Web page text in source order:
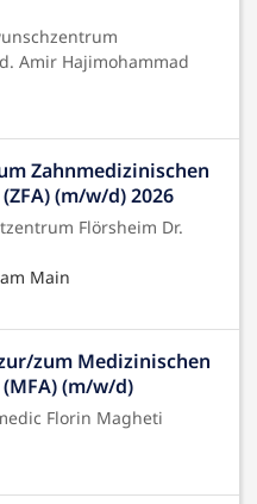
Amir Hajimohammad
Zahnmedizinischen
(m/w/d) 2026
Flörsheim Dr.
Main
zum Medizinischen
(m/w/d)
Florin Magheti